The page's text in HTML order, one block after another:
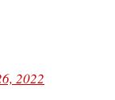
2022